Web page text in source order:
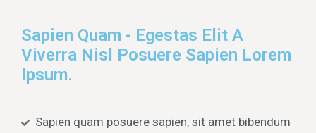
Sapien Quam - Egestas Elit A
Viverra Nisl Posuere Sapien Lorem
Ipsum.
Sapien quam posuere sapien, sit amet bibendum